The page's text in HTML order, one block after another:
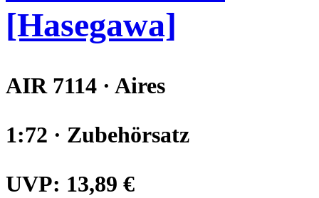
[Hasegawa]
AIR 7114 · Aires
1:72 · Zubehörsatz
UVP: 13,89 €